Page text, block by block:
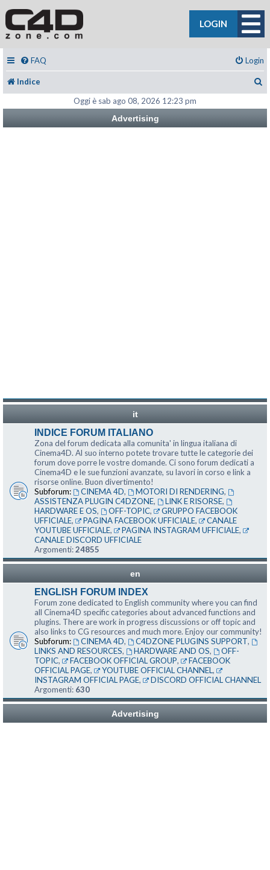
LOGIN
FAQ Login
Indice
Oggi è sab ago 08, 2026 12:23 pm
Advertising
it
INDICE FORUM ITALIANO
Zona del forum dedicata alla comunita' in lingua italiana di
Cinema4D. Al suo interno potete trovare tutte le categorie dei
forum dove porre le vostre domande. Ci sono forum dedicati a
Cinema4D e le sue funzioni avanzate, su lavori in corso e link a
risorse online. Buon divertimento!
Subforum:
CINEMA 4D, MOTORI DI RENDERING,
ASSISTENZA PLUGIN C4DZONE, LINK E RISORSE,
HARDWARE E OS, OFF-TOPIC,
GRUPPO FACEBOOK
UFFICIALE, PAGINA FACEBOOK UFFICIALE,
CANALE
YOUTUBE UFFICIALE, PAGINA INSTAGRAM UFFICIALE,
CANALE DISCORD UFFICIALE
Argomenti:24855
en
ENGLISH FORUM INDEX
Forum zone dedicated to English community where you can find
all Cinema4D specific categories about advanced functions and
plugins. There are work in progress discussions or off topic and
also links to CG resources and much more. Enjoy our community!
Subforum:
CINEMA 4D, C4DZONE PLUGINS SUPPORT,
LINKS AND RESOURCES, HARDWARE AND OS,
OFF-
TOPIC, FACEBOOK OFFICIAL GROUP,
FACEBOOK
OFFICIAL PAGE, YOUTUBE OFFICIAL CHANNEL,
INSTAGRAM OFFICIAL PAGE,
DISCORD OFFICIAL CHANNEL
Argomenti: 630
Advertising